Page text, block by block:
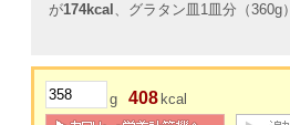
が174kcal 、グラタン皿1皿分（360g
g 408 kcal